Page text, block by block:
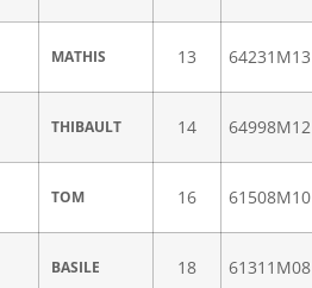
MATHIS 13 64231M13
THIBAULT 14 64998M12
TOM 16 61508M10
BASILE 18 61311M08